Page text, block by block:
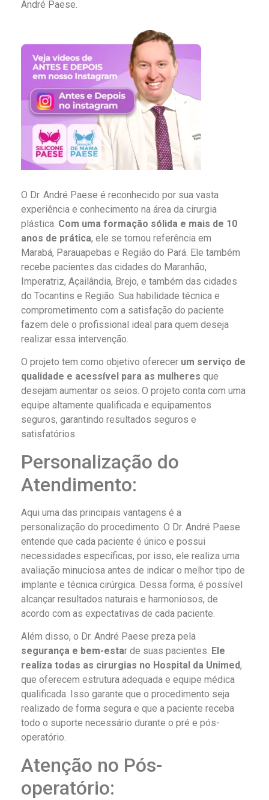
André Paese.
O Dr. André Paese é reconhecido por sua vasta
experiência e conhecimento na área da cirurgia
plástica. Com uma formação sólida e mais de 10
anos de prática, ele se tornou referência em
Marabá, Parauapebas e Região do Pará. Ele também
recebe pacientes das cidades do Maranhão,
Imperatriz, Açailândia, Brejo, e também das cidades
do Tocantins e Região. Sua habilidade técnica e
comprometimento com a satisfação do paciente
fazem dele o profissional ideal para quem deseja
realizar essa intervenção.
O projeto tem como objetivo oferecer um serviço de
qualidade e acessível para as mulheres que
desejam aumentar os seios. O projeto conta com uma
equipe altamente qualificada e equipamentos
seguros, garantindo resultados seguros e
satisfatórios.
Personalização do
Atendimento:
Aqui uma das principais vantagens é a
personalização do procedimento. O Dr. André Paese
entende que cada paciente é único e possui
necessidades específicas, por isso, ele realiza uma
avaliação minuciosa antes de indicar o melhor tipo de
implante e técnica cirúrgica. Dessa forma, é possível
alcançar resultados naturais e harmoniosos, de
acordo com as expectativas de cada paciente.
Além disso, o Dr. André Paese preza pela
segurança e bem-estar de suas pacientes. Ele
realiza todas as cirurgias no Hospital da Unimed,
que oferecem estrutura adequada e equipe médica
qualificada. Isso garante que o procedimento seja
realizado de forma segura e que a paciente receba
todo o suporte necessário durante o pré e pós-
operatório.
Atenção no Pós-
operatório: